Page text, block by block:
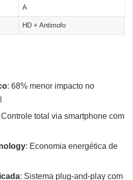
A
HD + Antimofo
: 68% menor impacto no
Controle total via smartphone com
: Economia energética de
: Sistema plug-and-play com